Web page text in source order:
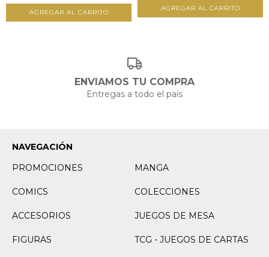
ENVIAMOS TU COMPRA
Entregas a todo el país
NAVEGACIÓN
PROMOCIONES
MANGA
COMICS COLECCIONES
ACCESORIOS JUEGOS DE MESA
FIGURAS TCG - JUEGOS DE CARTAS